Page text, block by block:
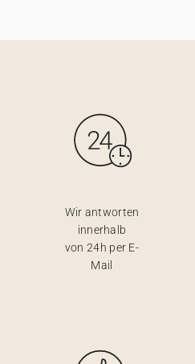
Wir antworten
innerhalb
von 24h per E-
Mail